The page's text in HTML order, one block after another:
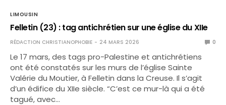
LIMOUSIN
Felletin (23) : tag antichrétien sur une église du XIIe
RÉDACTION CHRISTIANOPHOBIE 24 MARS 2026 0
Le 17 mars, des tags pro-Palestine et antichrétiens
ont été constatés sur les murs de l’église Sainte
Valérie du Moutier, à Felletin dans la Creuse. Il s’agit
d’un édifice du XIIe siècle. “C’est ce mur-là qui a été
tagué, avec…